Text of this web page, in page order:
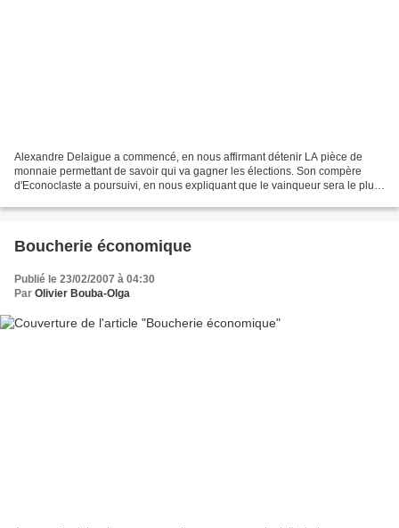
Alexandre Delaigue a commencé, en nous affirmant détenir LA pièce de
monnaie permettant de savoir qui va gagner les élections. Son compère
d'Econoclaste a poursuivi, en nous expliquant que le vainqueur sera le plus
Boucherie économique
Publié le 23/02/2007 à 04:30
Par Olivier Bouba-Olga